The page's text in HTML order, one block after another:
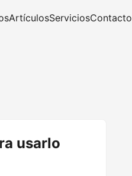
ArtículosServiciosContacto
usarlo